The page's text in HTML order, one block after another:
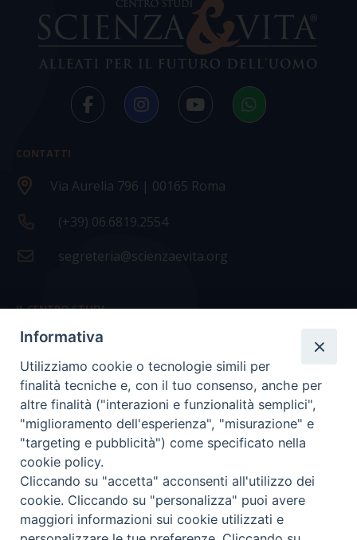
CONTATTI
Via Aurelia 796 | 00165 Roma
(+39) 06.6819.2554
segreteria@scienzaevita.org
IL CENTRO STUDI
La nostra storia
Statuto
Presidenza e ufficio presidenza
Consiglio scientifico
Coordinamento nazionale
Informativa
Utilizziamo cookie o tecnologie simili per
finalità tecniche e, con il tuo consenso, anche per
altre finalità ("interazioni e funzionalità semplici",
"miglioramento dell'esperienza", "misurazione" e
"targeting e pubblicità") come specificato nella
cookie policy.
Cliccando su "accetta" acconsenti all'utilizzo dei
cookie. Cliccando su "personalizza" puoi avere
maggiori informazioni sui cookie utilizzati e